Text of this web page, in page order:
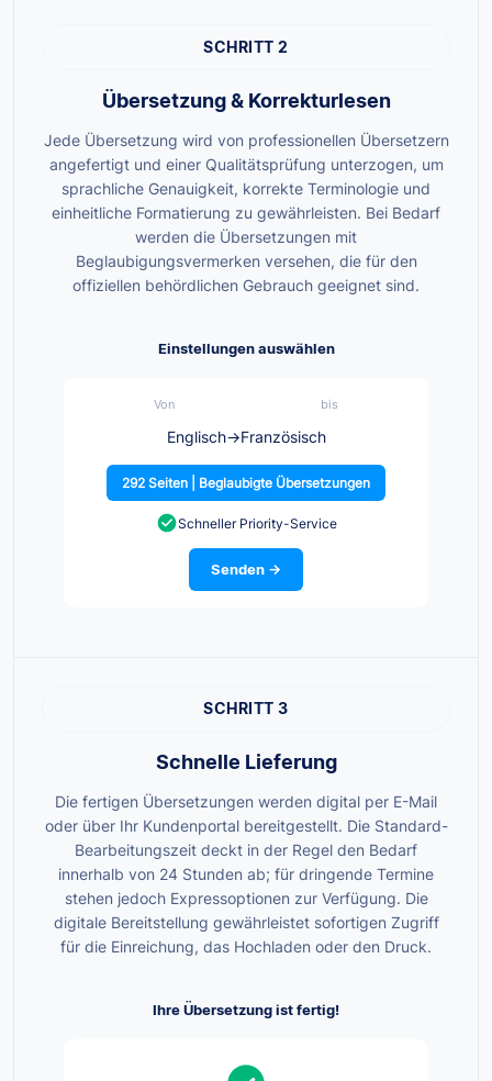
SCHRITT 2
Übersetzung & Korrekturlesen
Jede Übersetzung wird von professionellen Übersetzern
angefertigt und einer Qualitätsprüfung unterzogen, um
sprachliche Genauigkeit, korrekte Terminologie und
einheitliche Formatierung zu gewährleisten. Bei Bedarf
werden die Übersetzungen mit
Beglaubigungsvermerken versehen, die für den
offiziellen behördlichen Gebrauch geeignet sind.
Einstellungen auswählen
Von bis
Englisch→Französisch
292 Seiten | Beglaubigte Übersetzungen
Schneller Priority-Service
Senden →
SCHRITT 3
Schnelle Lieferung
Die fertigen Übersetzungen werden digital per E-Mail
oder über Ihr Kundenportal bereitgestellt. Die Standard-
Bearbeitungszeit deckt in der Regel den Bedarf
innerhalb von 24 Stunden ab; für dringende Termine
stehen jedoch Expressoptionen zur Verfügung. Die
digitale Bereitstellung gewährleistet sofortigen Zugriff
für die Einreichung, das Hochladen oder den Druck.
Ihre Übersetzung ist fertig!